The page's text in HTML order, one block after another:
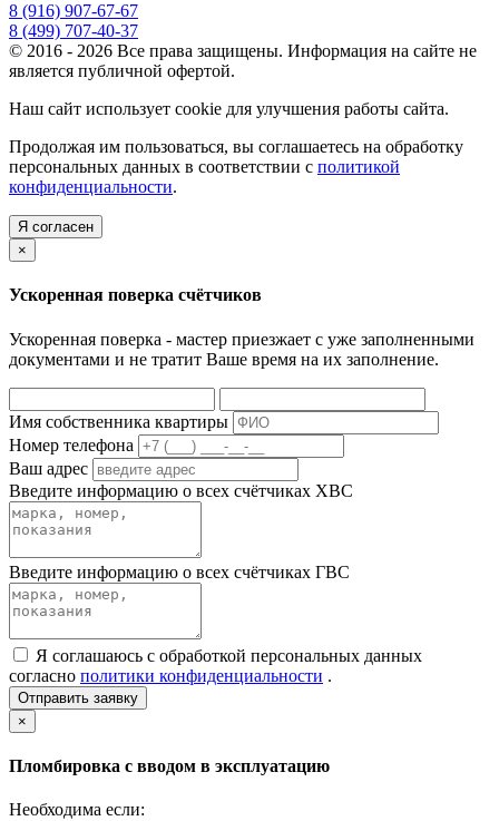
8 (916) 907-67-67
8 (499) 707-40-37
© 2016 - 2026 Все права защищены. Информация на сайте не
является публичной офертой.
Наш сайт использует cookie для улучшения работы сайта.
Продолжая им пользоваться, вы соглашаетесь на обработку
персональных данных в соответствии с политикой
конфиденциальности.
Я согласен
×
Ускоренная поверка счётчиков
Ускоренная поверка - мастер приезжает с уже заполненными
документами и не тратит Ваше время на их заполнение.
Имя собственника квартиры
Номер телефона
Ваш адрес
Введите информацию о всех счётчиках ХВС
Введите информацию о всех счётчиках ГВС
Я соглашаюсь с обработкой персональных данных
согласно политики конфиденциальности .
Отправить заявку
×
Пломбировка с вводом в эксплуатацию
Необходима если: